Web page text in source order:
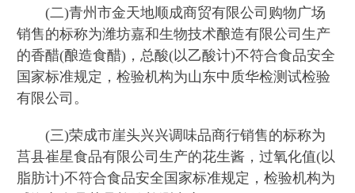
(二)青州市金天地顺成商贸有限公司购物广场
销售的标称为潍坊嘉和生物技术酿造有限公司生产
的香醋(酿造食醋)，总酸(以乙酸计)不符合食品安全
国家标准规定，检验机构为山东中质华检测试检验
有限公司。
(三)荣成市崖头兴兴调味品商行销售的标称为
莒县崔星食品有限公司生产的花生酱，过氧化值(以
脂肪计)不符合食品安全国家标准规定，检验机构为